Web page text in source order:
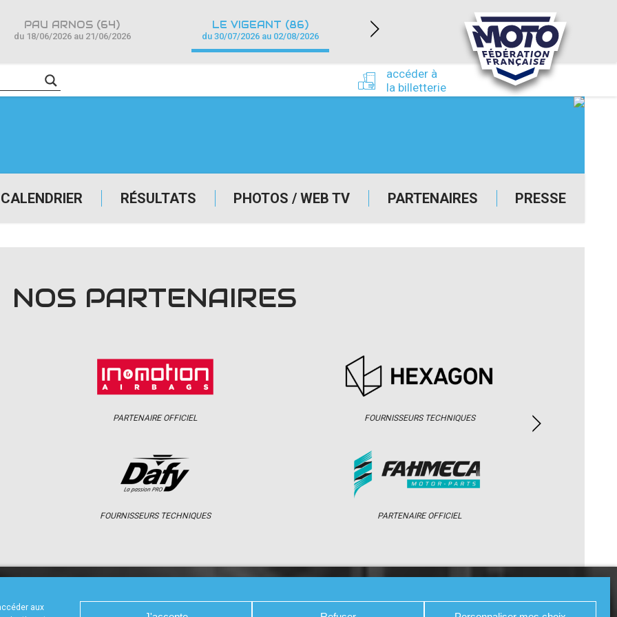
aux
CALENDRIER RÉSULTATS PHOTOS / WEB TV PARTENAIRES PRESSE
accéder à
la billetterie
PAU ARNOS (64)
du 18/06/2026 au 21/06/2026
LE VIGEANT (86)
du 30/07/2026 au 02/08/2026
NEVERS MAGNY-COURS (58)
du 24/09/2026 au 27/09/2026
NOS PARTENAIRES
PARTENAIRE OFFICIEL
FOURNISSEURS TECHNIQUES
FOURNISSEURS TECHNIQUES
PARTENAIRE OFFICIEL
CALENDRIER RÉSULTATS PHOTOS / WEB TV PARTENAIRES PRESSE